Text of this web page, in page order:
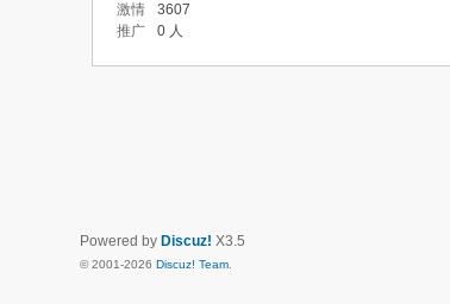
激情
3607
推广
0 人
Powered by Discuz! X3.5
© 2001-2026 Discuz! Team